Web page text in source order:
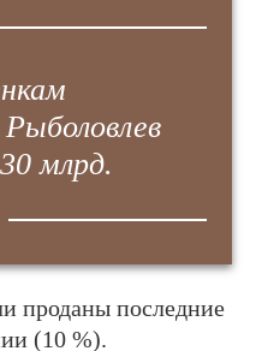
млрд.
проданы последние
(10 %).